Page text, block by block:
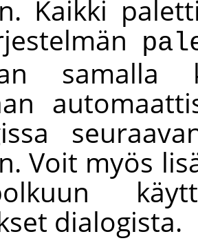
Kaikki
Voit myös
dialogista.